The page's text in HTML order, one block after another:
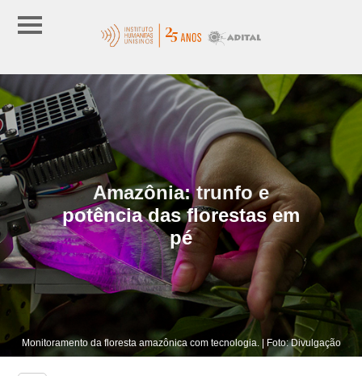
Amazônia: trunfo e
potência das florestas em
pé
Monitoramento da floresta amazônica com tecnologia. | Foto: Divulgação